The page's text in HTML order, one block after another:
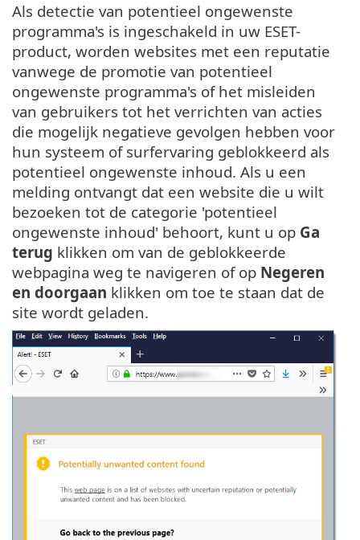
Als detectie van potentieel ongewenste
programma's is ingeschakeld in uw ESET-
product, worden websites met een reputatie
vanwege de promotie van potentieel
ongewenste programma's of het misleiden
van gebruikers tot het verrichten van acties
die mogelijk negatieve gevolgen hebben voor
hun systeem of surfervaring geblokkeerd als
potentieel ongewenste inhoud. Als u een
melding ontvangt dat een website die u wilt
bezoeken tot de categorie 'potentieel
ongewenste inhoud' behoort, kunt u op Ga
terug klikken om van de geblokkeerde
webpagina weg te navigeren of op Negeren
en doorgaan klikken om toe te staan dat de
site wordt geladen.